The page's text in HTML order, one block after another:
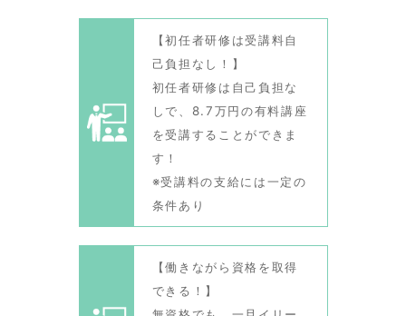
【初任者研修は受講料自
己負担なし！】
初任者研修は自己負担な
しで、8.7万円の有料講座
を受講することができま
す！
※受講料の支給には一定の
条件あり
【働きながら資格を取得
できる！】